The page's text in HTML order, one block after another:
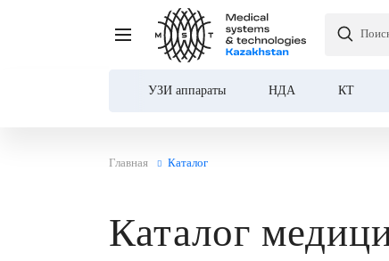
УЗИ аппараты НДА КТ
Главная Каталог
Каталог